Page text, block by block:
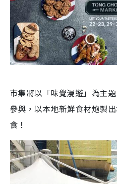
市集將以「味覺漫遊」為主
參與，以本地新鮮食材炮製
食！